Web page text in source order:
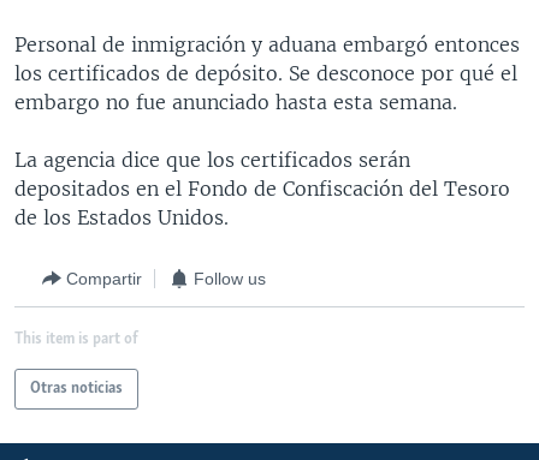
FORO [RADIO]
DEPORTIVO INTERNACIONAL
ENTRETENIMIENTO
Personal de inmigración y aduana embargó entonces
los certificados de depósito. Se desconoce por qué el
embargo no fue anunciado hasta esta semana.
La agencia dice que los certificados serán
depositados en el Fondo de Confiscación del Tesoro
de los Estados Unidos.
Compartir Follow us
This item is part of
Otras noticias